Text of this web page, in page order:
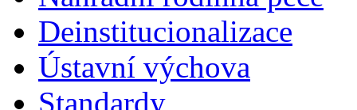
Deinstitucionalizace
Ústavní výchova
Standardy